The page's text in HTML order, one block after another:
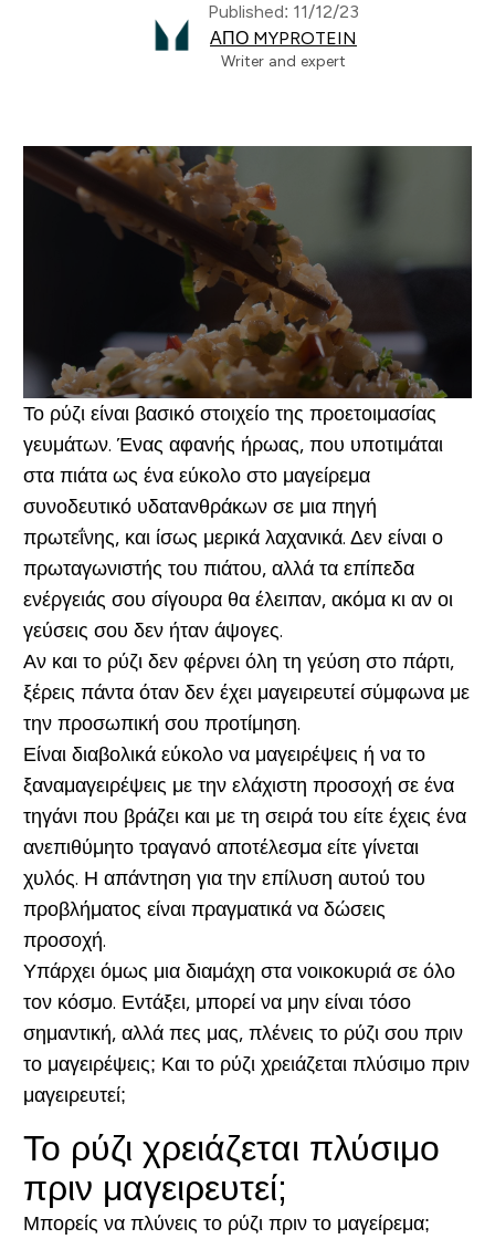
Published: 11/12/23
ΑΠΌ MYPROTEIN
Writer and expert
Το ρύζι είναι βασικό στοιχείο της προετοιμασίας
γευμάτων. Ένας αφανής ήρωας, που υποτιμάται
στα πιάτα ως ένα εύκολο στο μαγείρεμα
συνοδευτικό υδατανθράκων σε μια πηγή
πρωτεΐνης, και ίσως μερικά λαχανικά. Δεν είναι ο
πρωταγωνιστής του πιάτου, αλλά τα επίπεδα
ενέργειάς σου σίγουρα θα έλειπαν, ακόμα κι αν οι
γεύσεις σου δεν ήταν άψογες.
Αν και το ρύζι δεν φέρνει όλη τη γεύση στο πάρτι,
ξέρεις πάντα όταν δεν έχει μαγειρευτεί σύμφωνα με
την προσωπική σου προτίμηση.
Είναι διαβολικά εύκολο να μαγειρέψεις ή να το
ξαναμαγειρέψεις με την ελάχιστη προσοχή σε ένα
τηγάνι που βράζει και με τη σειρά του είτε έχεις ένα
ανεπιθύμητο τραγανό αποτέλεσμα είτε γίνεται
χυλός. Η απάντηση για την επίλυση αυτού του
προβλήματος είναι πραγματικά να δώσεις
προσοχή.
Υπάρχει όμως μια διαμάχη στα νοικοκυριά σε όλο
τον κόσμο. Εντάξει, μπορεί να μην είναι τόσο
σημαντική, αλλά πες μας, πλένεις το ρύζι σου πριν
το μαγειρέψεις; Και το ρύζι χρειάζεται πλύσιμο πριν
μαγειρευτεί;
Το ρύζι χρειάζεται πλύσιμο
πριν μαγειρευτεί;
Μπορείς να πλύνεις το ρύζι πριν το μαγείρεμα;